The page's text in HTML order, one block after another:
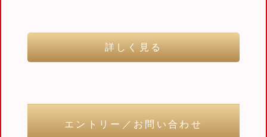
詳しく見る
エントリー／お問い合わせ